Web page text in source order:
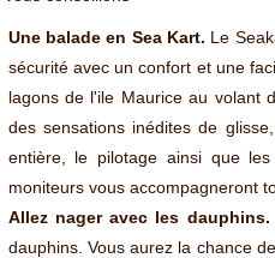
Une balade en Sea Kart. Le
sécurité avec un confort et une
lagons de l'ile Maurice au volant
des sensations inédites de
entière, le pilotage ainsi que
moniteurs vous accompagneront
Allez nager avec les dauphins.
dauphins. Vous aurez la chance